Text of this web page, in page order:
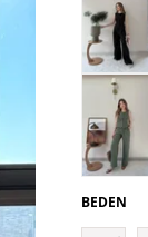
BEDEN